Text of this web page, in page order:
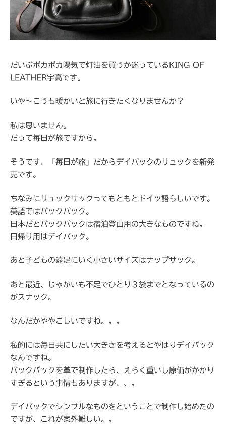
だいぶポカポカ陽気で灯油を買うか迷っているKING OF
LEATHER宇高です。
いや～こうも暖かいと旅に行きたくなりませんか？
私は思いません。
だって毎日が旅ですから。
そうです、「毎日が旅」だからデイパックのリュックを新発
売です。
ちなみにリュックサックってもともとドイツ語らしいです。
英語ではバックパック。
日本だとバックパックは宿泊登山用の大きなものですね。
日帰り用はデイパック。
あと子どもの遠足にいく小さいサイズはナップサック。
あと最近、じゃがいも不足でひとり３袋までとなっているの
がスナック。
なんだかややこしいですね。。。
私的には毎日共にしたい大きさを考えるとやはりデイパック
なんですね。
バックパックを革で制作したら、えらく重いし原価がかかり
すぎるという事情もありますが、、。
デイパックでシンプルなものをということで制作し始めたの
ですが、これが案外難しい。。